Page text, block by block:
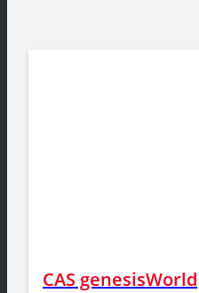
CAS genesisWorld